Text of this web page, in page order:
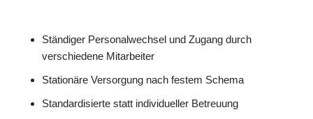
Ständiger Personalwechsel und Zugang durch
verschiedene Mitarbeiter
Stationäre Versorgung nach festem Schema
Standardisierte statt individueller Betreuung